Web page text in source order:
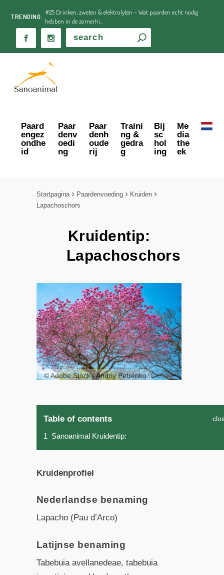
TRENDING:
#25 Drinken, zweten & elektrolyten – Wat paarden echt nodig
hebben in de zomerhi...
Paard
engez
ondhe
id
Paar
denv
oedi
ng
Paar
denh
oude
rij
Traini
ng &
gedra
g
Bij
sc
hol
ing
Me
dia
the
ek
Startpagina Paardenvoeding
Kruiden
Lapachoschors
Kruidentip:
Lapachoschors
© Adobe Stock / Andriy Petrenko
Table of contents
1 Sanoanimal Kruidentip:
Kruidenprofiel
Nederlandse benaming
Lapacho (Pau d’Arco)
Latijnse benaming
Tabebuia avellanedeae, tabebuia